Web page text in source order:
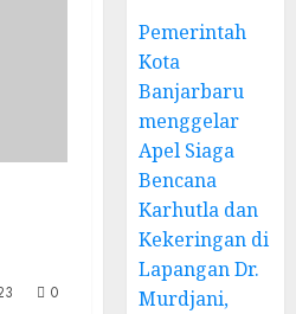
0
Pemerintah
Kota
Banjarbaru
menggelar
Apel Siaga
Bencana
Karhutla dan
Kekeringan di
Lapangan Dr.
Murdjani,